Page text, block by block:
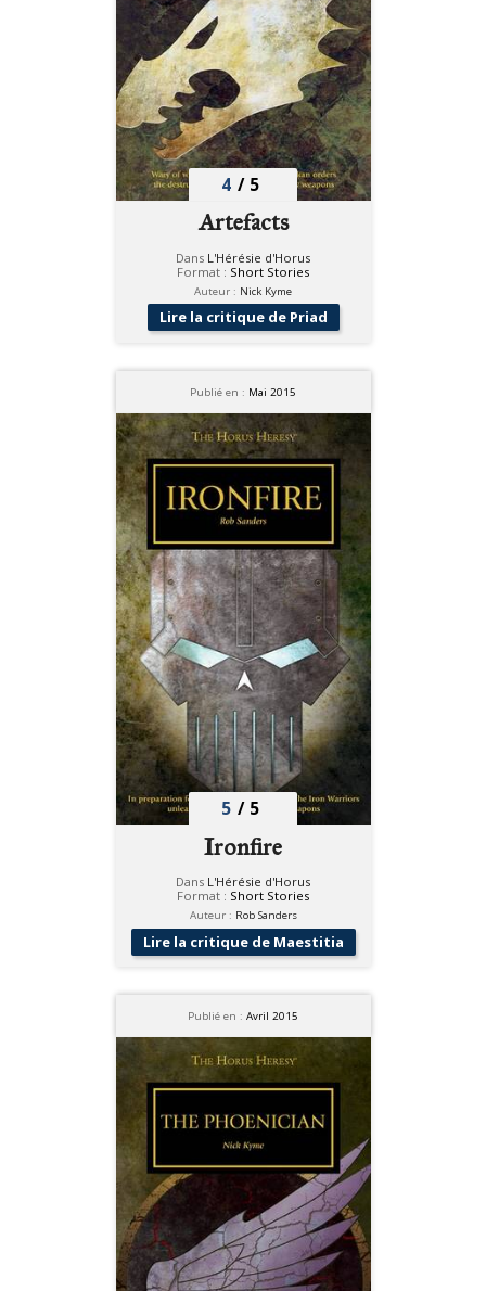
4 / 5
Artefacts
Dans L'Hérésie d'Horus
Format : Short Stories
Auteur : Nick Kyme
Lire la critique de Priad
Publié en : Mai 2015
5 / 5
Ironfire
Dans L'Hérésie d'Horus
Format : Short Stories
Auteur : Rob Sanders
Lire la critique de Maestitia
Publié en : Avril 2015